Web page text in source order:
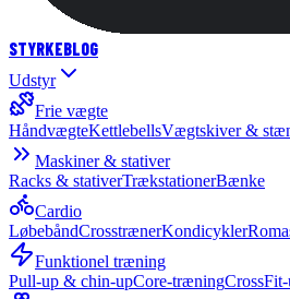
STYRKEBLOG
Udstyr
Frie vægte
HåndvægteKettlebellsVægtskiver &
Maskiner & stativer
Racks & stativerTrækstationerBænke
Cardio
LøbebåndCrosstrænerKondicykler
Funktionel træning
Pull-up & chin-upCore-træning